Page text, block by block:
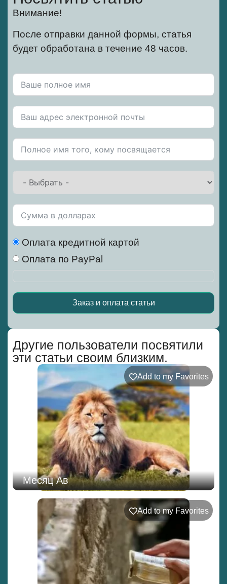
Другие пользователи посвятили
эти статьи своим близким.
Add to my Favorites
Месяц Ав
Add to my Favorites
Внимание!
После отправки данной формы, статья
будет обработана в течение 48 часов.
Оплата кредитной картой
Оплата по PayPal
Заказ и оплата статьи
Alternative: